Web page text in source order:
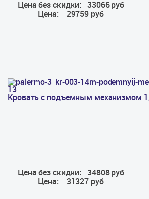
Цена без скидки:
33066 руб
Цена:
29759 руб
Кровать с подъемным механизмом
Цена без скидки:
34808 руб
Цена:
31327 руб